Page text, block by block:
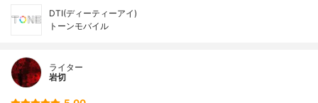
DTI(ディーティーアイ)
トーンモバイル
ライター
岩切